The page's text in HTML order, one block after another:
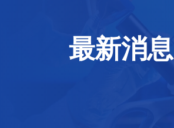
最新消息